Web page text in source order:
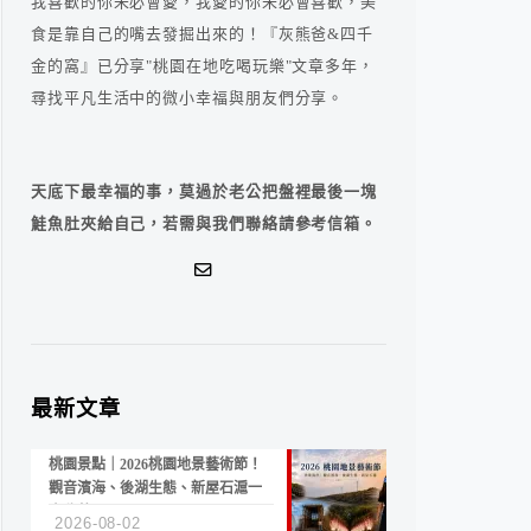
食是靠自己的嘴去發掘出來的！『灰熊爸&四千
金的窩』已分享"桃園在地吃喝玩樂"文章多年，
尋找平凡生活中的微小幸福與朋友們分享。
天底下最幸福的事，莫過於老公把盤裡最後一塊
鮭魚肚夾給自己，若需與我們聯絡請參考信箱。
最新文章
桃園景點｜2026桃園地景藝術節！
觀音濱海、後湖生態、新屋石滬一
2026-08-02